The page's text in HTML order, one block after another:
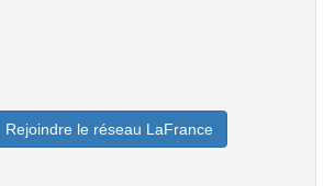
Rejoindre le réseau LaFrance